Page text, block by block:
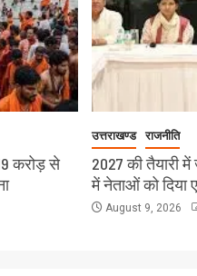
करोड़ से
उत्तराखण्ड राजनीति
2027 की तैयारी
में नेताओं को दिया
August 9, 2026